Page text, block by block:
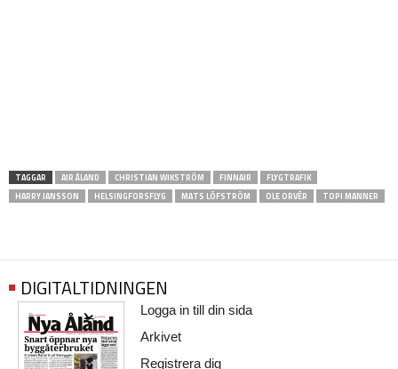
TAGGAR AIR ÅLAND CHRISTIAN WIKSTRÖM FINNAIR
FLYGTRAFIK
HARRY JANSSON
HELSINGFORSFLYG MATS LÖFSTRÖM OLE ORVÉR TOPI MANNER
DIGITALTIDNINGEN
Logga in till din sida
Arkivet
Registrera dig